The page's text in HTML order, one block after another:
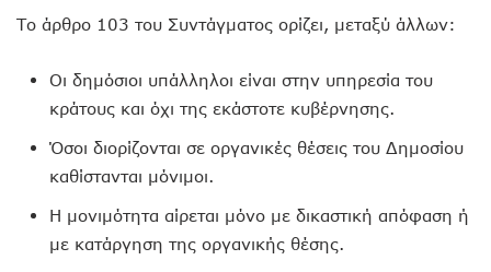
Το άρθρο 103 του Συντάγματος ορίζει, μεταξύ άλλων:
Οι δημόσιοι υπάλληλοι είναι στην υπηρεσία του
κράτους και όχι της εκάστοτε κυβέρνησης.
Όσοι διορίζονται σε οργανικές θέσεις του Δημοσίου
καθίστανται μόνιμοι.
Η μονιμότητα αίρεται μόνο με δικαστική απόφαση ή
με κατάργηση της οργανικής θέσης.